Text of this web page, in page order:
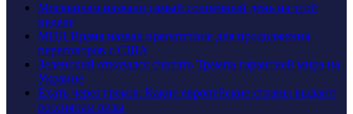
Москвичам назвали самый солнечный день на этой
неделе
МИД Ирана назвал препятствие для продолжения
переговоров с США
Зеленский отказался считать Трампа гарантией мира на
Украине
Ехать через греков: Какие европейские страны выдают
россиянам визы